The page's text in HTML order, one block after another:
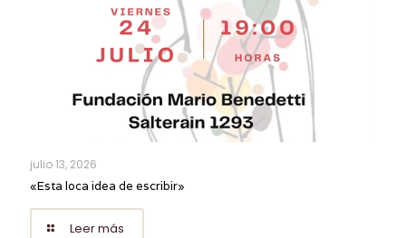
julio 13, 2026
«Esta loca idea de escribir»
Leer más